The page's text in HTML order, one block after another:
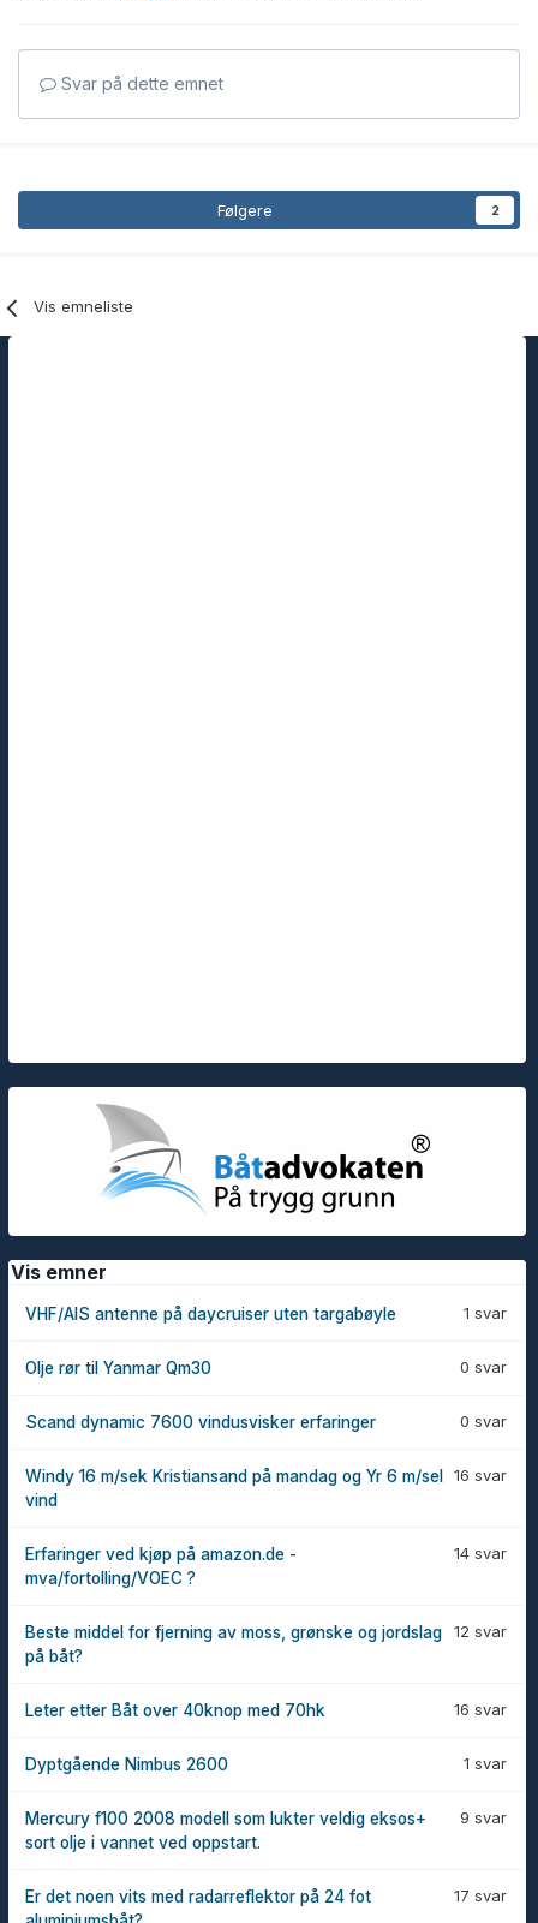
Svar på dette emnet
Følgere 2
Vis emneliste
Vis emner
1 svar
VHF/AIS antenne på daycruiser uten targabøyle
0 svar
Olje rør til Yanmar Qm30
0 svar
Scand dynamic 7600 vindusvisker erfaringer
16 svar
Windy 16 m/sek Kristiansand på mandag og Yr 6 m/sel
vind
14 svar
Erfaringer ved kjøp på amazon.de -
mva/fortolling/VOEC ?
12 svar
Beste middel for fjerning av moss, grønske og jordslag
på båt?
16 svar
Leter etter Båt over 40knop med 70hk
1 svar
Dyptgående Nimbus 2600
9 svar
Mercury f100 2008 modell som lukter veldig eksos+
sort olje i vannet ved oppstart.
17 svar
Er det noen vits med radarreflektor på 24 fot